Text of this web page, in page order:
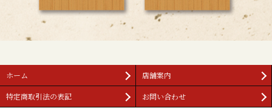
ホーム 店舗案内
特定商取引法の表記 お問い合わせ